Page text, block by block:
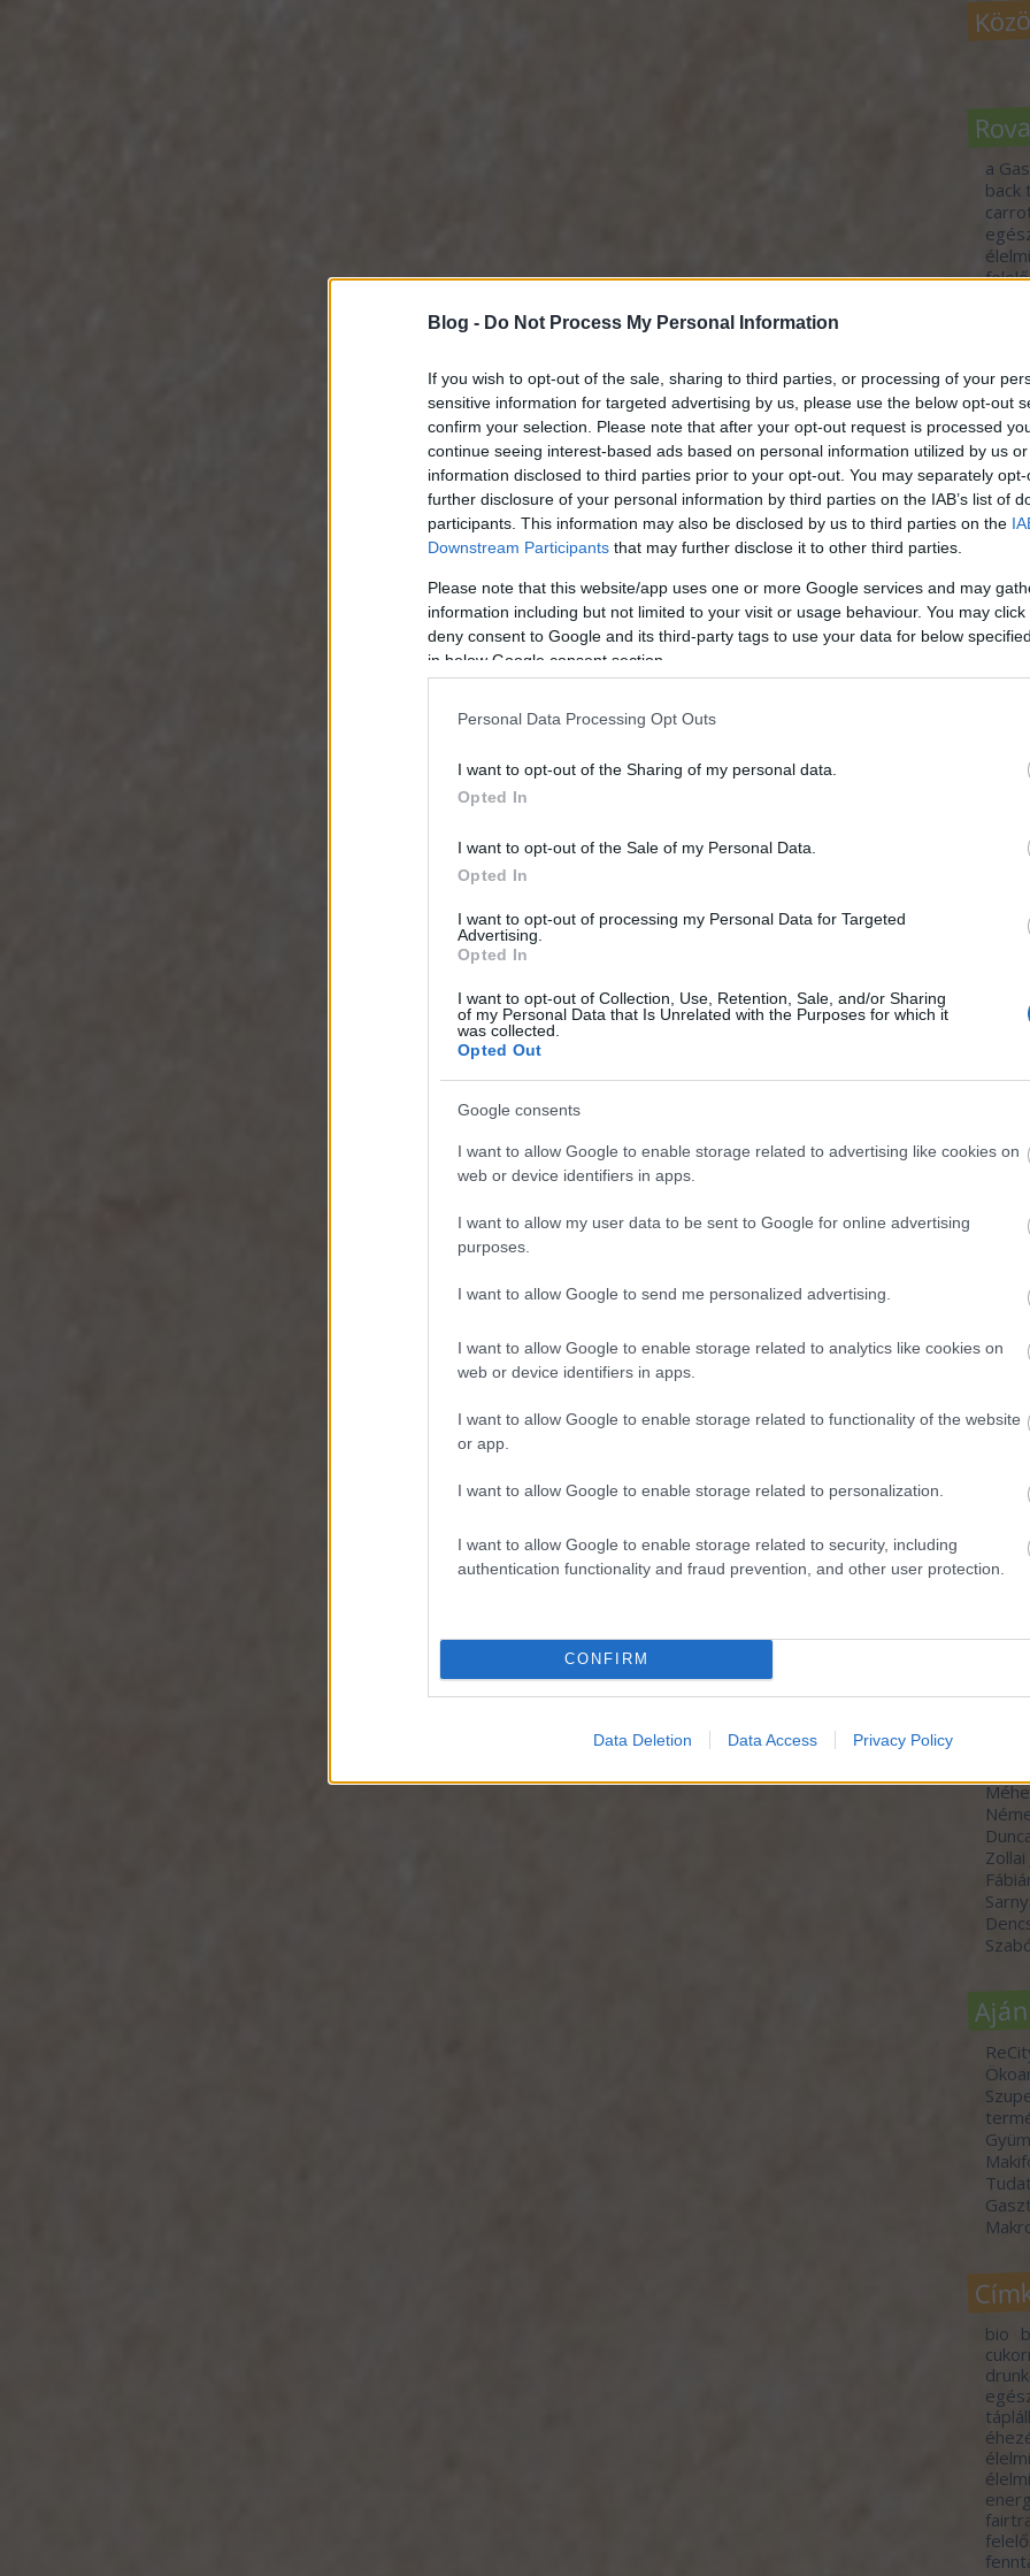
Blog - Do Not Process My Personal Information
If you wish to opt-out of the sale, sharing to third parties, or processing of your
sensitive information for targeted advertising by us, please use the below opt-out
confirm your selection. Please note that after your opt-out request is processed
continue seeing interest-based ads based on personal information utilized by us
information disclosed to third parties prior to your opt-out. You may separately
further disclosure of your personal information by third parties on the IAB’s list of
participants. This information may also be disclosed by us to third parties on the
Downstream Participants that may further disclose it to other third parties.
Please note that this website/app uses one or more Google services and may
information including but not limited to your visit or usage behaviour. You may
deny consent to Google and its third-party tags to use your data for below
in below Google consent section.
Personal Data Processing Opt Outs
I want to opt-out of the Sharing of my personal data.
Opted In
I want to opt-out of the Sale of my Personal Data.
Opted In
I want to opt-out of processing my Personal Data for Targeted
Advertising.
Opted In
I want to opt-out of Collection, Use, Retention, Sale, and/or Sharing
of my Personal Data that Is Unrelated with the Purposes for which it
was collected.
Opted Out
Google consents
I want to allow Google to enable storage related to advertising like cookies on
web or device identifiers in apps.
I want to allow my user data to be sent to Google for online advertising
purposes.
I want to allow Google to send me personalized advertising.
I want to allow Google to enable storage related to analytics like cookies on
web or device identifiers in apps.
I want to allow Google to enable storage related to functionality of the website
or app.
I want to allow Google to enable storage related to personalization.
I want to allow Google to enable storage related to security, including
authentication functionality and fraud prevention, and other user protection.
CONFIRM
Data Deletion Data Access Privacy Policy
a
back
fogj
tour
zöld
zöld
A
A
lenne
A
az
A
RSS
Zollai
bio